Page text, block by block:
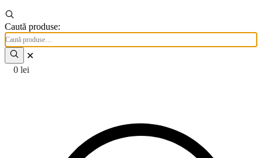
Caută produse:
✕
0 lei